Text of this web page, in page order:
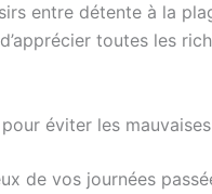
entre détente à la
toutes les
éviter les
de vos journées